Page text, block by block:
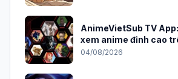
AnimeVietSub TV
xem anime đỉnh cao
04/08/2026